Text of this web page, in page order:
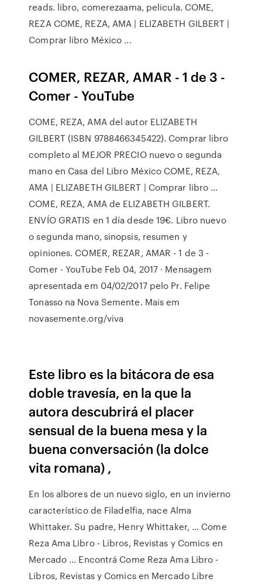
reads. libro, comerezaama, pelicula. COME,
REZA COME, REZA, AMA | ELIZABETH GILBERT |
Comprar libro México ...
COMER, REZAR, AMAR - 1 de 3 -
Comer - YouTube
COME, REZA, AMA del autor ELIZABETH
GILBERT (ISBN 9788466345422). Comprar libro
completo al MEJOR PRECIO nuevo o segunda
mano en Casa del Libro México COME, REZA,
AMA | ELIZABETH GILBERT | Comprar libro ...
COME, REZA, AMA de ELIZABETH GILBERT.
ENVÍO GRATIS en 1 día desde 19€. Libro nuevo
o segunda mano, sinopsis, resumen y
opiniones. COMER, REZAR, AMAR - 1 de 3 -
Comer - YouTube Feb 04, 2017 · Mensagem
apresentada em 04/02/2017 pelo Pr. Felipe
Tonasso na Nova Semente. Mais em
novasemente.org/viva
Este libro es la bitácora de esa
doble travesía, en la que la
autora descubrirá el placer
sensual de la buena mesa y la
buena conversación (la dolce
vita romana) ,
En los albores de un nuevo siglo, en un invierno
característico de Filadelfia, nace Alma
Whittaker. Su padre, Henry Whittaker, … Come
Reza Ama Libro - Libros, Revistas y Comics en
Mercado ... Encontrá Come Reza Ama Libro -
Libros, Revistas y Comics en Mercado Libre